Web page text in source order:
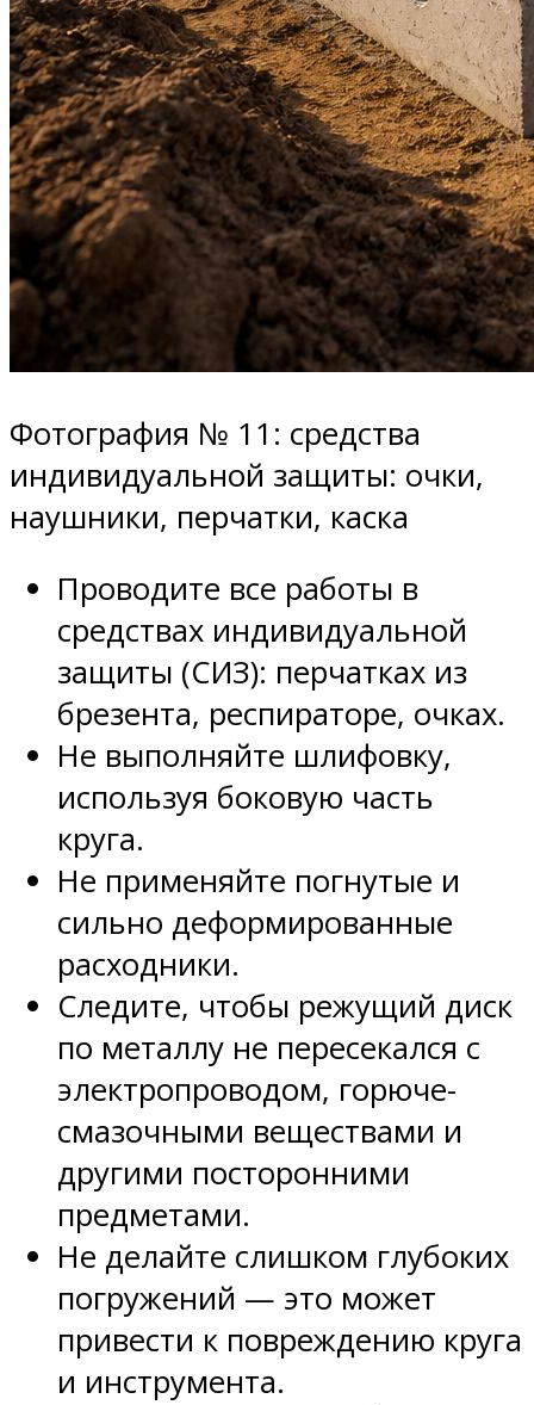
Фотография № 11: средства
индивидуальной защиты: очки,
наушники, перчатки, каска
Проводите все работы в
средствах индивидуальной
защиты (СИЗ): перчатках из
брезента, респираторе, очках.
Не выполняйте шлифовку,
используя боковую часть
круга.
Не применяйте погнутые и
сильно деформированные
расходники.
Следите, чтобы режущий диск
по металлу не пересекался с
электропроводом, горюче-
смазочными веществами и
другими посторонними
предметами.
Не делайте слишком глубоких
погружений — это может
привести к повреждению круга
и инструмента.